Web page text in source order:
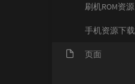
刷机ROM资源
手机资源下载
页面